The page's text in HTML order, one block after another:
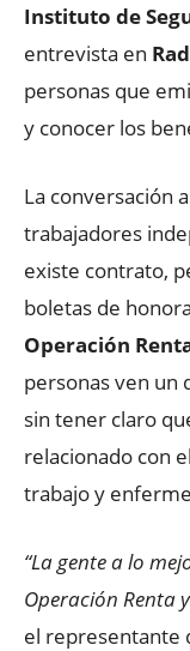
Instituto de
entrevista en
personas que
y conocer los
La conversación
trabajadores
existe contrato,
boletas de
Operación
personas ven un
sin tener claro
relacionado con
trabajo y
“La gente a lo
Operación Renta
el representante